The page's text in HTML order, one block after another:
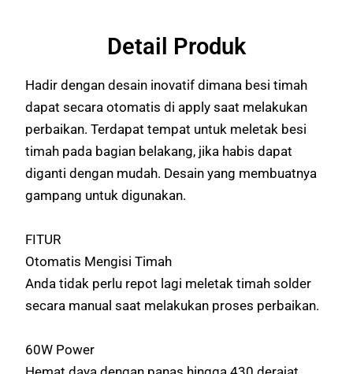
Detail Produk
Hadir dengan desain inovatif dimana besi timah
dapat secara otomatis di apply saat melakukan
perbaikan. Terdapat tempat untuk meletak besi
timah pada bagian belakang, jika habis dapat
diganti dengan mudah. Desain yang membuatnya
gampang untuk digunakan.
FITUR
Otomatis Mengisi Timah
Anda tidak perlu repot lagi meletak timah solder
secara manual saat melakukan proses perbaikan.
60W Power